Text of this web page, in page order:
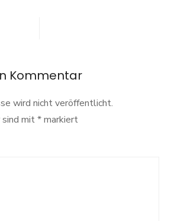
Kommentar
wird nicht veröffentlicht.
mit*markiert